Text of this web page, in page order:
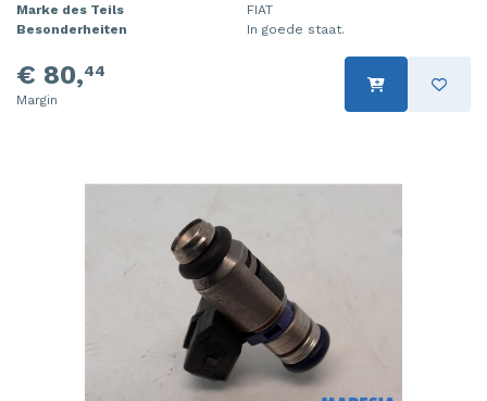
Marke des Teils
FIAT
Besonderheiten
In goede staat.
€ 80,44
Margin